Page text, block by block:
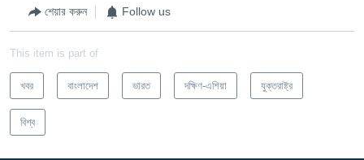
শেয়ার করুন Follow us
This item is part of
খবর বাংলাদেশ ভারত দক্ষিণ-এশিয়া যুক্তরাষ্ট্র
বিশ্ব